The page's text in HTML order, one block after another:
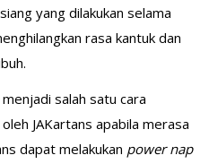
yang dilakukan selama
rasa kantuk dan
menjadi salah satu cara
JAKartans apabila merasa
dapat melakukan power nap